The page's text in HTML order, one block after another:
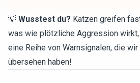
💡 Wusstest du? Katzen greifen
was wie plötzliche Aggression
eine Reihe von Warnsignalen, die
übersehen haben!